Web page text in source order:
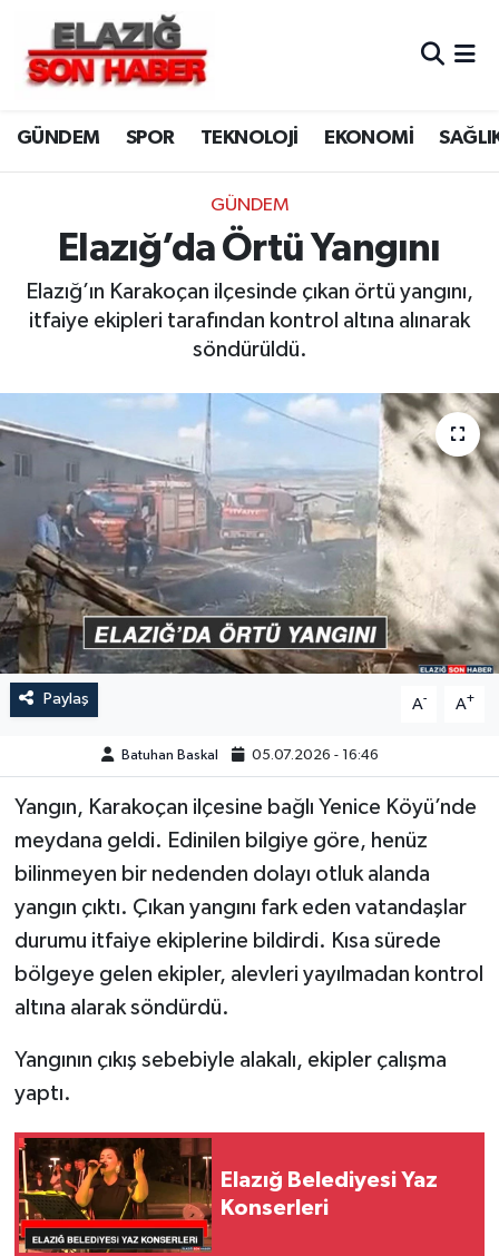
GÜNDEM SPOR TEKNOLOJİ EKONOMİ
GÜNDEM
Elazığ’da Örtü Yangını
Elazığ’ın Karakoçan ilçesinde çıkan örtü yangını,
itfaiye ekipleri tarafından kontrol altına alınarak
söndürüldü.
Paylaş A- A+
Batuhan Baskal 05.07.2026 - 16:46
Yangın, Karakoçan ilçesine bağlı Yenice Köyü’nde
meydana geldi. Edinilen bilgiye göre, henüz
bilinmeyen bir nedenden dolayı otluk alanda
yangın çıktı. Çıkan yangını fark eden vatandaşlar
durumu itfaiye ekiplerine bildirdi. Kısa sürede
bölgeye gelen ekipler, alevleri yayılmadan kontrol
altına alarak söndürdü.
Yangının çıkış sebebiyle alakalı, ekipler çalışma
yaptı.
Elazığ Belediyesi Yaz
Konserleri
CANLI YAYIN
ASAYİŞ
BİLİM VE TEKNOLOJİ
DÜNYA
EĞİTİM
GENEL
GÜNDEM
HABERDE İNSAN
KÜLTÜR-SANAT
MAGAZİN
MEDYA
ÖZEL HABER
POLİTİKA
SAĞLIK
TEKNOLOJİ
YAŞAM
Merkez Hava Durumu
Merkez Trafik Yoğunluk Haritası
Süper Lig Puan Durumu ve Fikstür
Tüm Manşetler
Son Dakika Haberleri